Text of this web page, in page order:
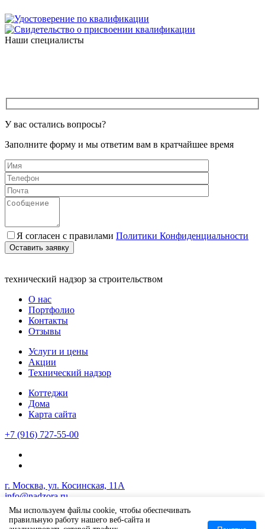
Наши специалисты
У вас остались вопросы?
Заполните форму и мы ответим вам в кратчайшее время
Я согласен с правилами Политики Конфиденциальности
Оставить заявку
технический надзор за строительством
О нас
Портфолио
Контакты
Отзывы
Услуги и цены
Акции
Технический надзор
Коттеджи
Дома
Карта сайта
+7 (916) 727-55-00
г. Москва, ул. Косинская, 11А
info@nadzora.ru
Copyright © 2017 - 2026 nadzora.ru
Мы используем файлы cookie, чтобы обеспечивать
правильную работу нашего веб-сайта и